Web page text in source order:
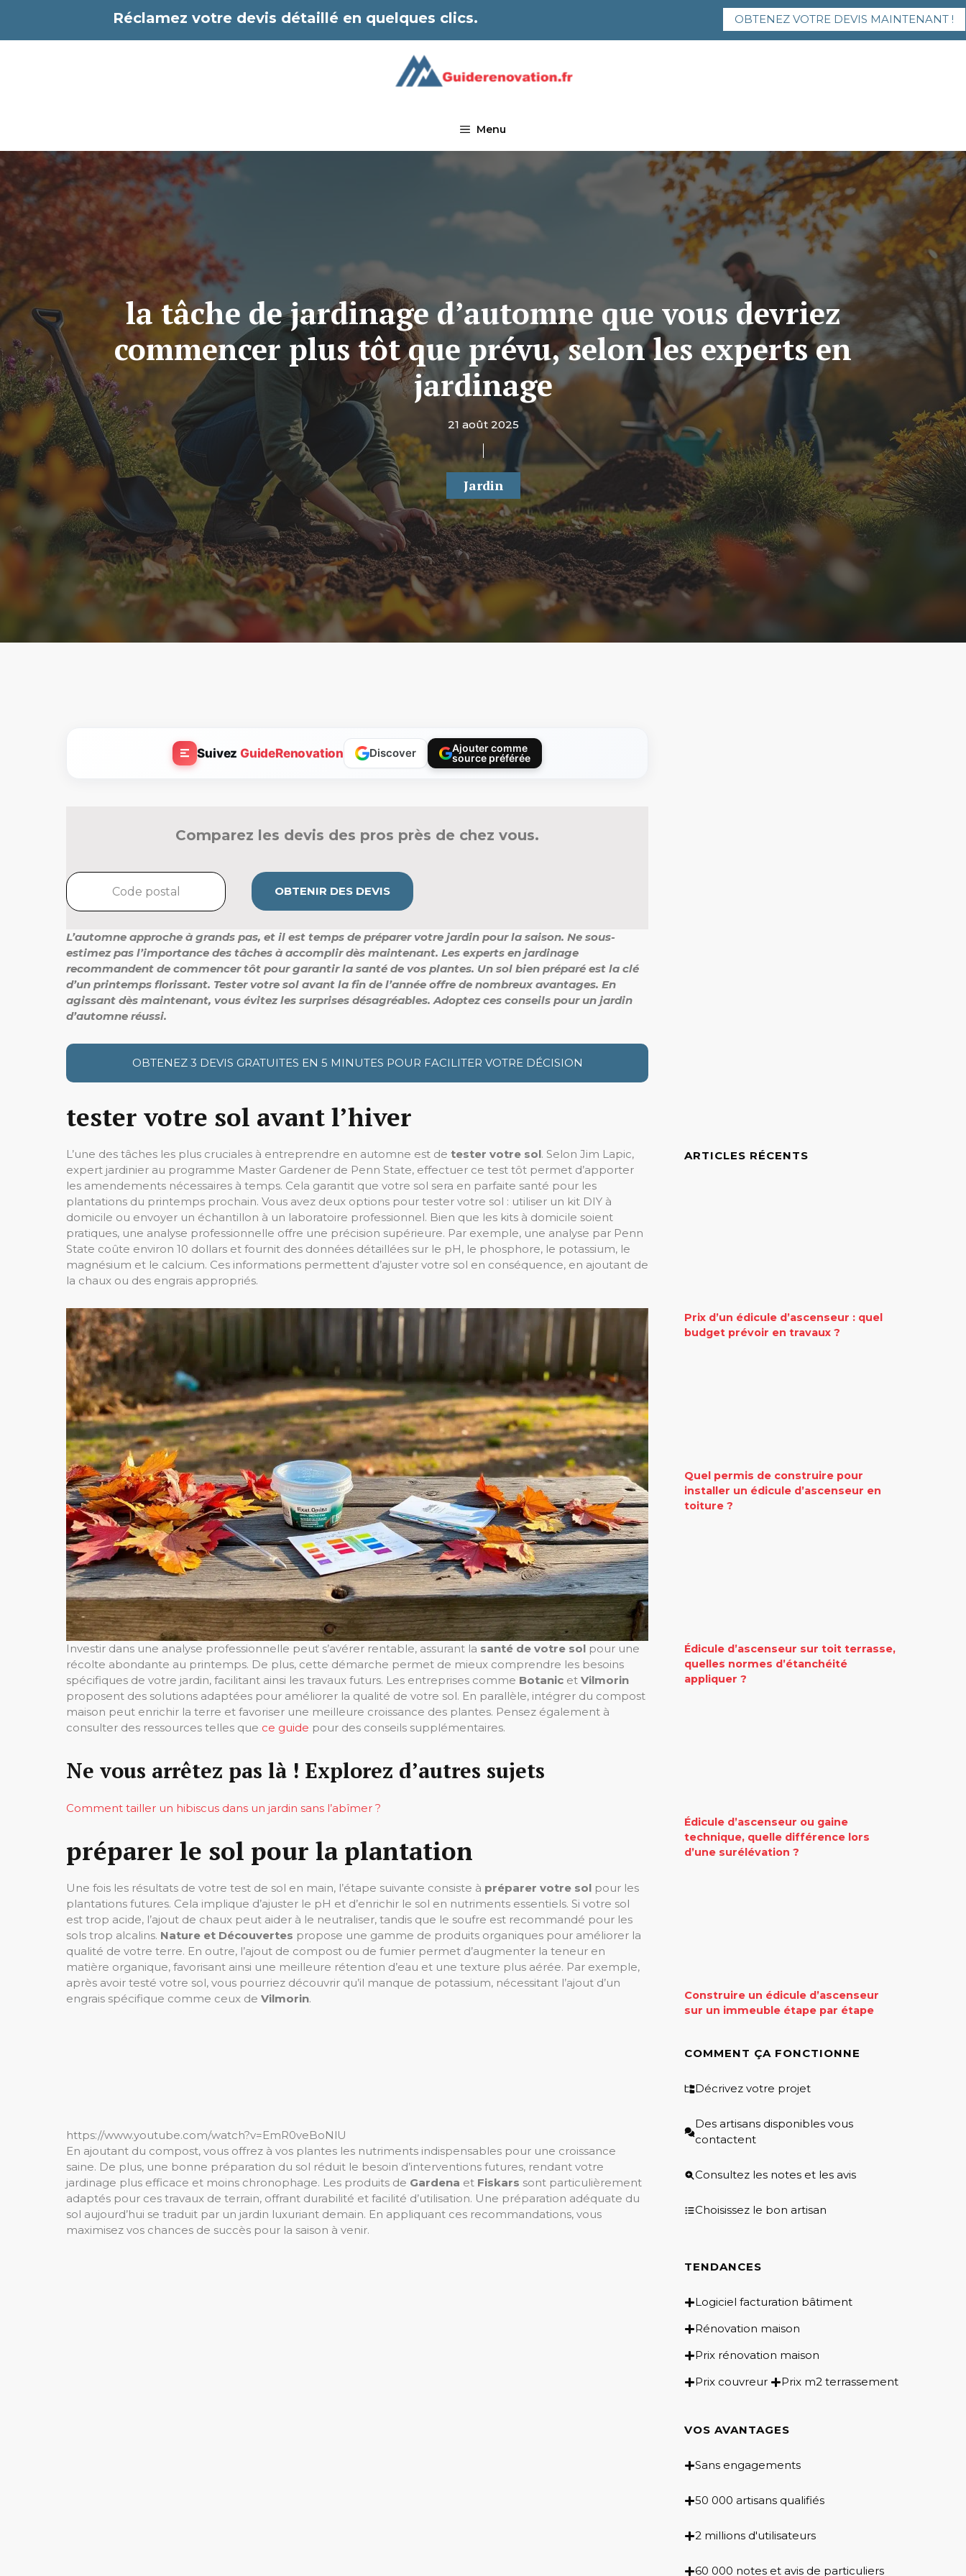
contenu
Réclamez votre devis détaillé en quelques clics. OBTENEZ VOTRE DEVIS MAINTENANT !
Menu
la tâche de jardinage d’automne que vous devriez
commencer plus tôt que prévu, selon les experts en
jardinage
21 août 2025
Jardin
SuivezGuideRenovation Discover
Ajouter comme
source préférée
Comparez les devis des pros près de chez vous.
OBTENIR DES DEVIS
L’automne approche à grands pas, et il est temps de préparer votre jardin pour la saison. Ne sous-
estimez pas l’importance des tâches à accomplir dès maintenant. Les experts en jardinage
recommandent de commencer tôt pour garantir la santé de vos plantes. Un sol bien préparé est la clé
d’un printemps florissant. Tester votre sol avant la fin de l’année offre de nombreux avantages. En
agissant dès maintenant, vous évitez les surprises désagréables. Adoptez ces conseils pour un jardin
d’automne réussi.
OBTENEZ 3 DEVIS GRATUITES EN 5 MINUTES POUR FACILITER VOTRE DÉCISION
tester votre sol avant l’hiver
L’une des tâches les plus cruciales à entreprendre en automne est de tester votre sol. Selon Jim Lapic,
expert jardinier au programme Master Gardener de Penn State, effectuer ce test tôt permet d’apporter
les amendements nécessaires à temps. Cela garantit que votre sol sera en parfaite santé pour les
plantations du printemps prochain. Vous avez deux options pour tester votre sol : utiliser un kit DIY à
domicile ou envoyer un échantillon à un laboratoire professionnel. Bien que les kits à domicile soient
pratiques, une analyse professionnelle offre une précision supérieure. Par exemple, une analyse par Penn
State coûte environ 10 dollars et fournit des données détaillées sur le pH, le phosphore, le potassium, le
magnésium et le calcium. Ces informations permettent d’ajuster votre sol en conséquence, en ajoutant de
la chaux ou des engrais appropriés.
Investir dans une analyse professionnelle peut s’avérer rentable, assurant la santé de votre sol pour une
récolte abondante au printemps. De plus, cette démarche permet de mieux comprendre les besoins
spécifiques de votre jardin, facilitant ainsi les travaux futurs. Les entreprises comme Botanic et Vilmorin
proposent des solutions adaptées pour améliorer la qualité de votre sol. En parallèle, intégrer du compost
maison peut enrichir la terre et favoriser une meilleure croissance des plantes. Pensez également à
consulter des ressources telles que ce guide pour des conseils supplémentaires.
Ne vous arrêtez pas là ! Explorez d’autres sujets
Comment tailler un hibiscus dans un jardin sans l’abîmer ?
préparer le sol pour la plantation
Une fois les résultats de votre test de sol en main, l’étape suivante consiste à préparer votre sol pour les
plantations futures. Cela implique d’ajuster le pH et d’enrichir le sol en nutriments essentiels. Si votre sol
est trop acide, l’ajout de chaux peut aider à le neutraliser, tandis que le soufre est recommandé pour les
sols trop alcalins. Nature et Découvertes propose une gamme de produits organiques pour améliorer la
qualité de votre terre. En outre, l’ajout de compost ou de fumier permet d’augmenter la teneur en
matière organique, favorisant ainsi une meilleure rétention d’eau et une texture plus aérée. Par exemple,
après avoir testé votre sol, vous pourriez découvrir qu’il manque de potassium, nécessitant l’ajout d’un
engrais spécifique comme ceux de Vilmorin.
https://www.youtube.com/watch?v=EmR0veBoNlU
En ajoutant du compost, vous offrez à vos plantes les nutriments indispensables pour une croissance
saine. De plus, une bonne préparation du sol réduit le besoin d’interventions futures, rendant votre
jardinage plus efficace et moins chronophage. Les produits de Gardena et Fiskars sont particulièrement
adaptés pour ces travaux de terrain, offrant durabilité et facilité d’utilisation. Une préparation adéquate du
sol aujourd’hui se traduit par un jardin luxuriant demain. En appliquant ces recommandations, vous
maximisez vos chances de succès pour la saison à venir.
ARTICLES RÉCENTS
Prix d’un édicule d’ascenseur : quel
budget prévoir en travaux ?
Quel permis de construire pour
installer un édicule d’ascenseur en
toiture ?
Édicule d’ascenseur sur toit terrasse,
quelles normes d’étanchéité
appliquer ?
Édicule d’ascenseur ou gaine
technique, quelle différence lors
d’une surélévation ?
Construire un édicule d’ascenseur
sur un immeuble étape par étape
COMMENT ÇA FONCTIONNE
Décrivez votre projet
Des artisans disponibles vous
contactent
Consultez les notes et les avis
Choisissez le bon artisan
TENDANCES
Logiciel facturation bâtiment
Rénovation maison
Prix rénovation maison
Prix couvreur
Prix m2 terrassement
VOS AVANTAGES
Sans engagements
50 000 artisans qualifiés
2 millions d'utilisateurs
60 000 notes et avis de particuliers